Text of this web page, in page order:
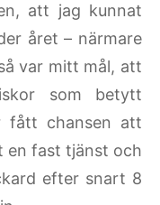
att jag kunnat
året – närmare
var mitt mål, att
som betytt
fått chansen att
en fast tjänst och
efter snart 8